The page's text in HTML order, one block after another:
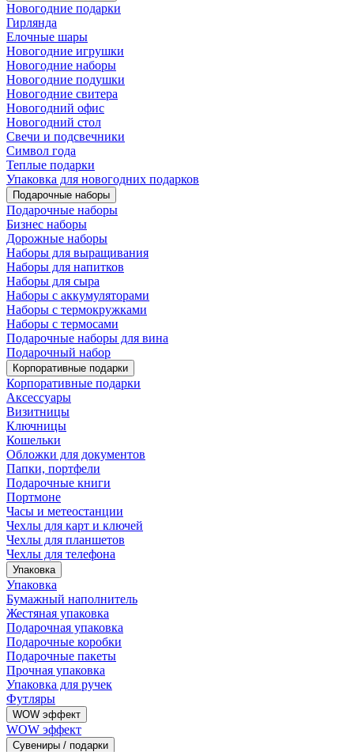
Новогодние подарки
Гирлянда
Елочные шары
Новогодние игрушки
Новогодние наборы
Новогодние подушки
Новогодние свитера
Новогодний офис
Новогодний стол
Свечи и подсвечники
Символ года
Теплые подарки
Упаковка для новогодних подарков
Подарочные наборы
Подарочные наборы
Бизнес наборы
Дорожные наборы
Наборы для выращивания
Наборы для напитков
Наборы для сыра
Наборы с аккумуляторами
Наборы с термокружками
Наборы с термосами
Подарочные наборы для вина
Подарочный набор
Корпоративные подарки
Корпоративные подарки
Аксессуары
Визитницы
Ключницы
Кошельки
Обложки для документов
Папки, портфели
Подарочные книги
Портмоне
Часы и метеостанции
Чехлы для карт и ключей
Чехлы для планшетов
Чехлы для телефона
Упаковка
Упаковка
Бумажный наполнитель
Жестяная упаковка
Подарочная упаковка
Подарочные коробки
Подарочные пакеты
Прочная упаковка
Упаковка для ручек
Футляры
WOW эффект
WOW эффект
Сувениры / подарки